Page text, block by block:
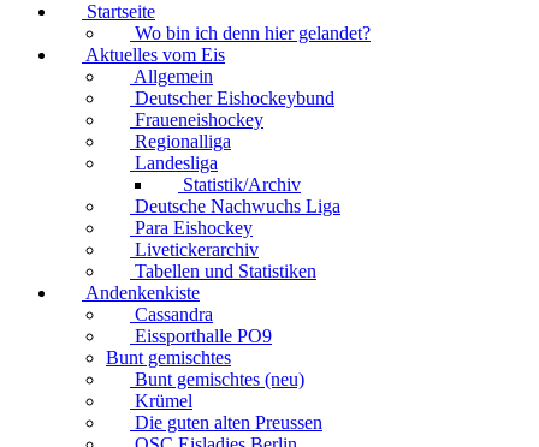
Startseite
Wo bin ich denn hier gelandet?
Aktuelles vom Eis
Allgemein
Deutscher Eishockeybund
Fraueneishockey
Regionalliga
Landesliga
Statistik/Archiv
Deutsche Nachwuchs Liga
Para Eishockey
Livetickerarchiv
Tabellen und Statistiken
Andenkenkiste
Cassandra
Eissporthalle PO9
Bunt gemischtes
Bunt gemischtes (neu)
Krümel
Die guten alten Preussen